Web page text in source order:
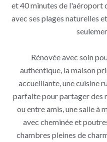
et 40 minutes de l'aéroport
avec ses plages naturelles
Rénovée avec soin
authentique, la maison
accueillante, une cuisine
parfaite pour partager des
ou entre amis, une salle à
avec cheminée et
chambres pleines de